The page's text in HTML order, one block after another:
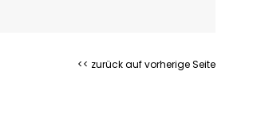
<< zurück auf vorherige Seite